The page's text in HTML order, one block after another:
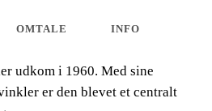
OMTALE INFO
udkom i 1960. Med sine
er den blevet et centralt